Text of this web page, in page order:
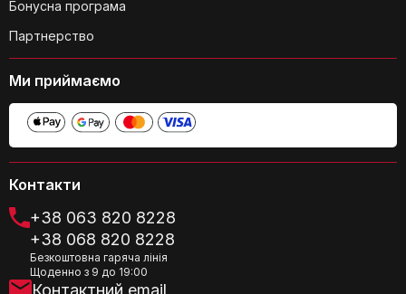
Контакти
+38 063 820 8228
+38 068 820 8228
Безкоштовна гаряча лінія
Щоденно з 9 до 19:00
Контактний email
Бонусна програма
Партнерство
Ми приймаємо